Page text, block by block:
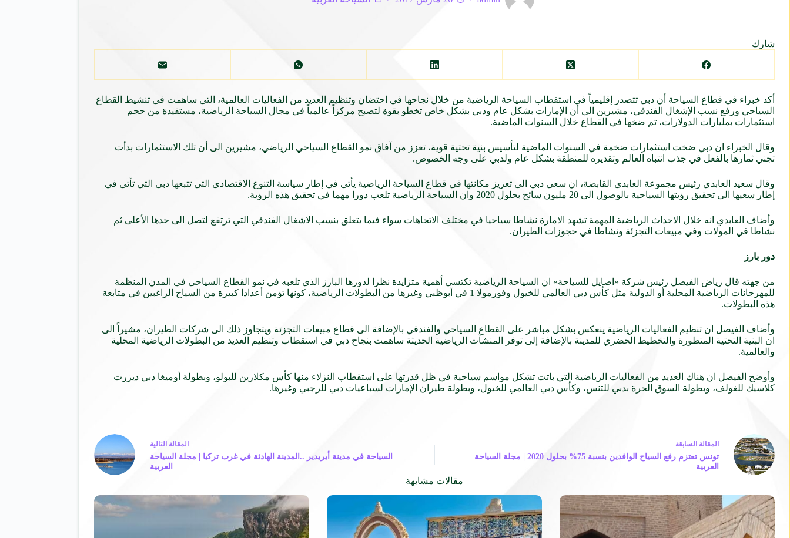
شارك
أكد خبراء في قطاع السياحة أن دبي تتصدر إقليمياً في استقطاب السياحة الرياضية من خلال نجاحها في احتضان وتنظيم العديد من الفعاليات العالمية، التي ساهمت في تنشيط القطاع
السياحي ورفع نسب الإشغال الفندقي، مشيرين الى أن الإمارات بشكل عام ودبي بشكل خاص تخطو بقوة لتصبح مركزاً عالمياً في مجال السياحة الرياضية، مستفيدة من حجم
استثمارات بمليارات الدولارات، تم ضخها في القطاع خلال السنوات الماضية.
وقال الخبراء ان دبي ضخت استثمارات ضخمة في السنوات الماضية لتأسيس بنية تحتية قوية، تعزز من آفاق نمو القطاع السياحي الرياضي، مشيرين الى أن تلك الاستثمارات بدأت
تجني ثمارها بالفعل في جذب انتباه العالم وتقديره للمنطقة بشكل عام ولدبي على وجه الخصوص.
وقال سعيد العابدي رئيس مجموعة العابدي القابضة، ان سعي دبي الى تعزيز مكانتها في قطاع السياحة الرياضية يأتي في إطار سياسة التنوع الاقتصادي التي تتبعها دبي التي تأتي في
إطار سعيها الى تحقيق رؤيتها السياحية بالوصول الى 20 مليون سائح بحلول 2020 وان السياحة الرياضية تلعب دورا مهما في تحقيق هذه الرؤية.
وأضاف العابدي انه خلال الاحداث الرياضية المهمة تشهد الامارة نشاطا سياحيا في مختلف الاتجاهات سواء فيما يتعلق بنسب الاشغال الفندقي التي ترتفع لتصل الى حدها الأعلى ثم
نشاطا في المولات وفي مبيعات التجزئة ونشاطا في حجوزات الطيران.
دور بارز
من جهته قال رياض الفيصل رئيس شركة «اصايل للسياحة» ان السياحة الرياضية تكتسي أهمية متزايدة نظرا لدورها البارز الذي تلعبه في نمو القطاع السياحي في المدن المنظمة
للمهرجانات الرياضية المحلية أو الدولية مثل كأس دبي العالمي للخيول وفورمولا 1 في أبوظبي وغيرها من البطولات الرياضية، كونها تؤمن أعدادا كبيرة من السياح الراغبين في متابعة
هذه البطولات.
وأضاف الفيصل ان تنظيم الفعاليات الرياضية ينعكس بشكل مباشر على القطاع السياحي والفندقي بالإضافة الى قطاع مبيعات التجزئة ويتجاوز ذلك الى شركات الطيران، مشيراً الى
ان البنية التحتية المتطورة والتخطيط الحضري للمدينة بالإضافة إلى توفر المنشآت الرياضية الحديثة ساهمت بنجاح دبي في استقطاب وتنظيم العديد من البطولات الرياضية المحلية
والعالمية.
وأوضح الفيصل ان هناك العديد من الفعاليات الرياضية التي باتت تشكل مواسم سياحية في ظل قدرتها على استقطاب النزلاء منها كأس مكلارين للبولو، وبطولة أوميغا دبي ديزرت
كلاسيك للغولف، وبطولة السوق الحرة بدبي للتنس، وكأس دبي العالمي للخيول، وبطولة طيران الإمارات لسباعيات دبي للرجبي وغيرها.
المقالة السابقة
تونس تعتزم رفع السياح الوافدين بنسبة 75% بحلول 2020 | مجلة السياحة
العربية
المقالة التالية
السياحة في مدينة أيريدير ..المدينة الهادئة في غرب تركيا | مجلة السياحة
العربية
مقالات مشابهة